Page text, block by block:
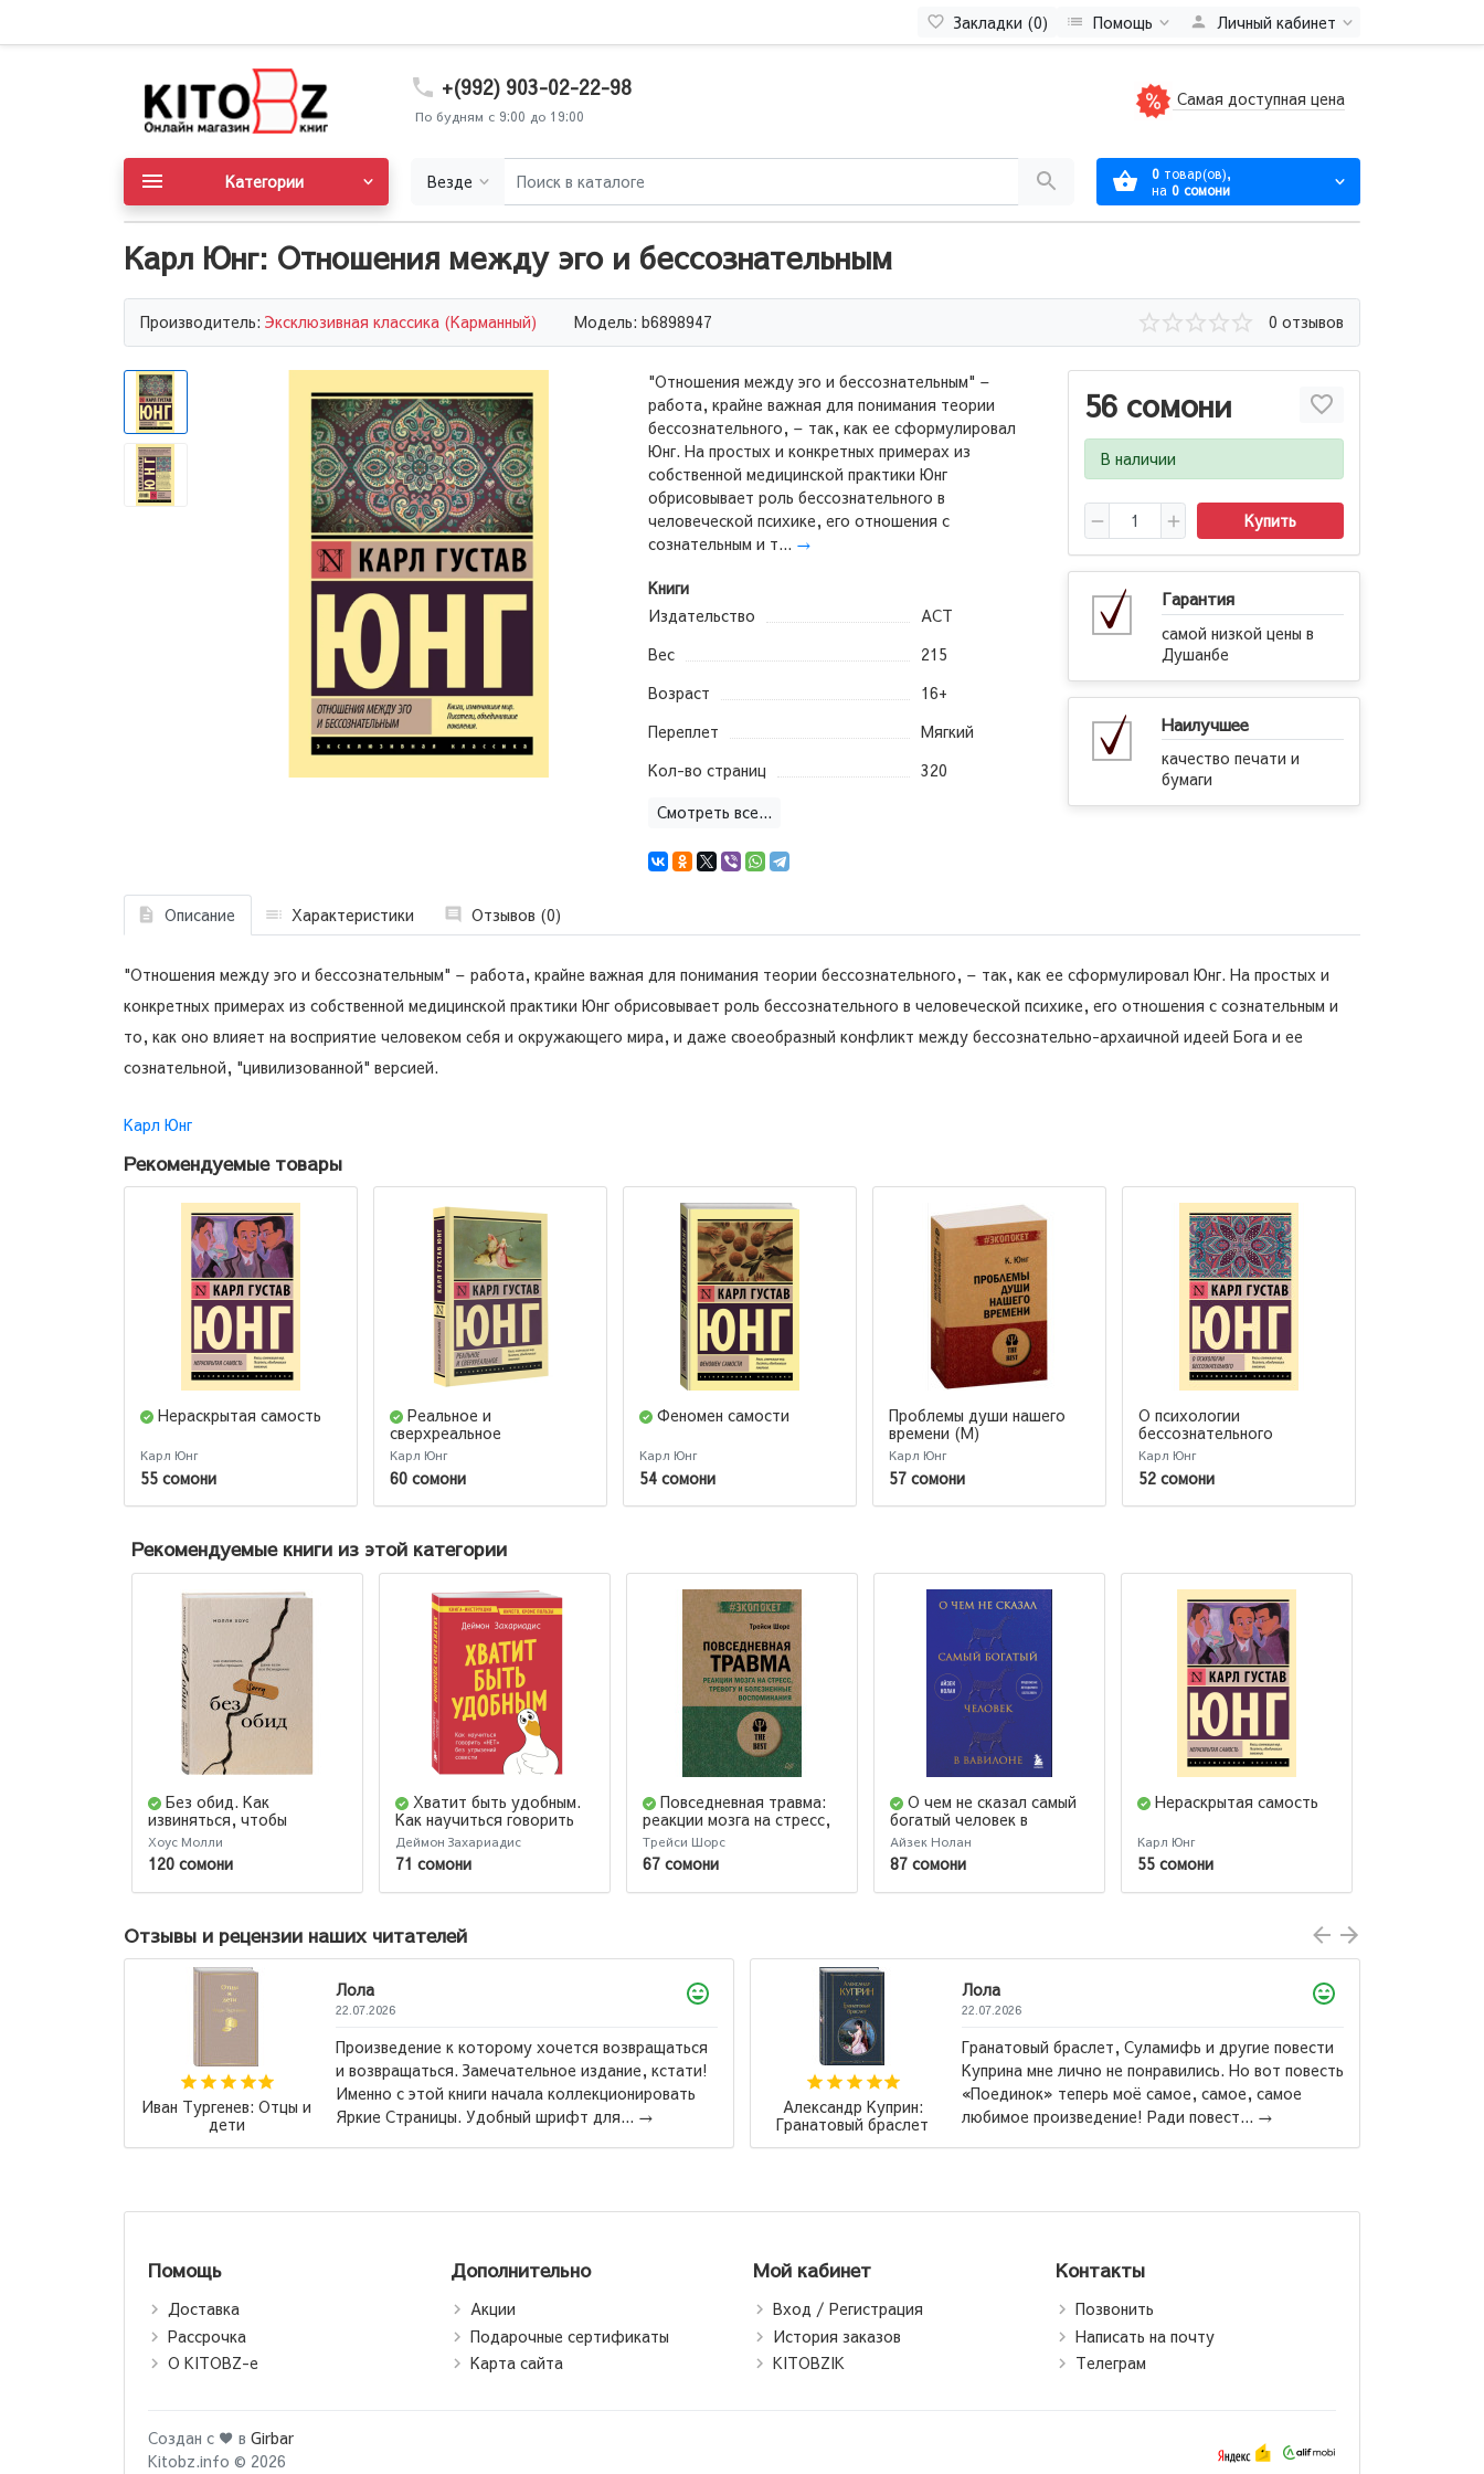
Закладки (0) Помощь Личный кабинет
+(992) 903-02-22-98
По будням с 9:00 до 19:00
Самая доступная цена
Везде 0 товар(ов),
на 0 сомони
Категории
Карл Юнг: Отношения между эго и бессознательным
Производитель: Эксклюзивная классика (Карманный) Модель: b6898947 0 отзывов
56 сомони
В наличии
Купить
Гарантия
самой низкой цены в
Душанбе
Наилучшее
качество печати и
бумаги
"Отношения между эго и бессознательным" –
работа, крайне важная для понимания теории
бессознательного, – так, как ее сформулировал
Юнг. На простых и конкретных примерах из
собственной медицинской практики Юнг
обрисовывает роль бессознательного в
человеческой психике, его отношения с
сознательным и т... →
Книги
Издательство
АСТ
Вес
215
Возраст
16+
Переплет
Мягкий
Кол-во страниц
320
Смотреть все...
Описание Характеристики Отзывов (0)
"Отношения между эго и бессознательным" – работа, крайне важная для понимания теории бессознательного, – так, как ее сформулировал Юнг. На простых и
конкретных примерах из собственной медицинской практики Юнг обрисовывает роль бессознательного в человеческой психике, его отношения с сознательным и
то, как оно влияет на восприятие человеком себя и окружающего мира, и даже своеобразный конфликт между бессознательно-архаичной идеей Бога и ее
сознательной, "цивилизованной" версией.
Карл Юнг
Рекомендуемые товары
Нераскрытая самость
Карл Юнг
55 сомони
Реальное и
сверхреальное
Карл Юнг
60 сомони
Феномен самости
Карл Юнг
54 сомони
Проблемы души нашего
времени (М)
Карл Юнг
57 сомони
О психологии
бессознательного
Карл Юнг
52 сомони
Рекомендуемые книги из этой категории
Без обид. Как
извиняться, чтобы
прощали, даже если все
безнадежно
Хоус Молли
120 сомони
Хватит быть удобным.
Как научиться говорить
"НЕТ" без угрызений
совести
Деймон Захариадис
71 сомони
Повседневная травма:
реакции мозга на стресс,
тревогу и болезненные
воспоминания
Трейси Шорс
67 сомони
О чем не сказал самый
богатый человек в
Вавилоне
Айзек Нолан
87 сомони
Нераскрытая самость
Карл Юнг
55 сомони
Отзывы и рецензии наших читателей
к которому хочется возвращаться
Замечательное издание, кстати!
книги начала коллекционировать
Удобный шрифт для...→
Александр Куприн:
Гранатовый браслет
Гранатовый браслет, Суламифь и другие повести
Куприна мне лично не понравились. Но вот повесть
«Поединок» теперь моё самое, самое, самое
любимое произведение! Ради повест...→
Ремарк Эрих Мария:
Три товарища (М)
Само произведение яркое и
описание красочное, Ремарк - супер,
вот издание АСТ, оно конечно красивое,
компактное и бюджетное. Одно из
Помощь
Доставка
Рассрочка
О KITOBZ-е
Дополнительно
Акции
Подарочные сертификаты
Карта сайта
Мой кабинет
Вход / Регистрация
История заказов
KITOBZIK
Контакты
Позвонить
Написать на почту
Телеграм
Создан с ♥ в Girbar
Kitobz.info © 2026